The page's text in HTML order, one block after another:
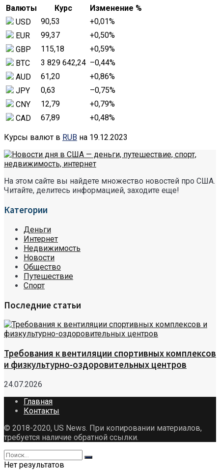
Валюты Курс
Изменение %
USD
90,53 +0,01%
EUR
99,37 +0,50%
GBP
115,18 +0,59%
BTC
3 829 642,24 –0,44%
AUD
61,20 +0,86%
JPY
0,63 –0,75%
CNY
12,79 +0,79%
CAD
67,89 +0,48%
Курсы валют в RUB на 19.12.2023
На этом сайте вы найдете множество новостей про США.
Читайте, делитесь информацией, заходите еще!
Категории
Деньги
Интернет
Недвижимость
Новости
Общество
Путешествие
Спорт
Последние статьи
Требования к вентиляции спортивных комплексов
и физкультурно-оздоровительных центров
24.07.2026
Главная
Контакты
© 2018-2020, US News. При копировании материалов,
требуется наличие обратной ссылки.
Нет результатов